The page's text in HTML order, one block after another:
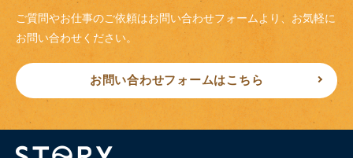
ご質問やお仕事のご依頼はお問い合わせフォームより、 お気軽に
お問い合わせください。
お問い合わせフォームはこちら